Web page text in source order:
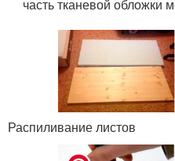
часть тканевой обложки
Распиливание листов